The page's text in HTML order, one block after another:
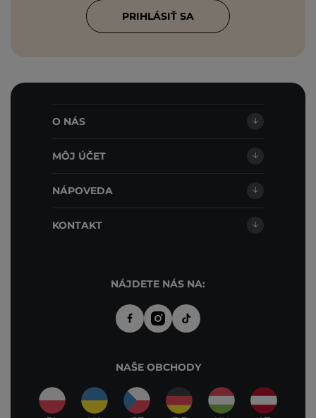
PRIHLÁSIŤ SA
O NÁS
MÔJ ÚČET
NÁPOVEDA
KONTAKT
NÁJDETE NÁS NA:
NAŠE OBCHODY